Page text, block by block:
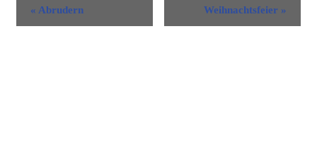
« Abrudern Weihnachtsfeier »